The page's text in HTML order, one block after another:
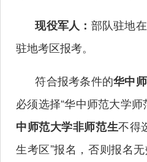
现役军人： 部队驻地
驻地考区报考。
符合报考条件的华中
必须选择“华中师范大学师
中师范大学非师范生不得
生考区”报名，否则报名